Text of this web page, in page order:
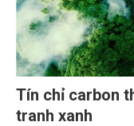
Tín chỉ carbon
tranh xanh